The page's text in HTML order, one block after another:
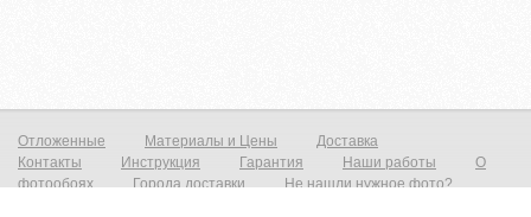
Отложенные Материалы и Цены
Доставка
Контакты
Инструкция Гарантия Наши работы
О
фотообоях
Города доставки
Не нашли нужное фото?